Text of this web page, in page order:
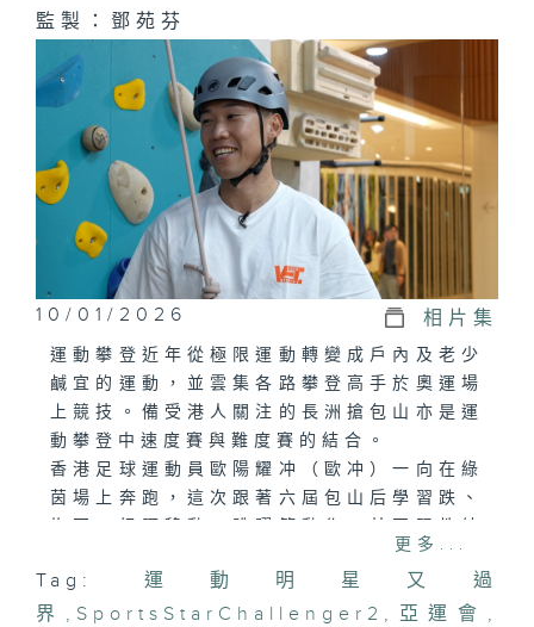
監製：鄧苑芬
10/01/2026 相片集
運動攀登近年從極限運動轉變成戶內及老少
鹹宜的運動，並雲集各路攀登高手於奧運場
上競技。備受港人關注的長洲搶包山亦是運
動攀登中速度賽與難度賽的結合。
香港足球運動員歐陽耀冲（歐冲）一向在綠
茵場上奔跑，這次跟著六屆包山后學習跌、
比拼速度賽！他能否憑藉運動員不服輸的拼
勁贏得首次速度賽？
更多...
Tag:
運動明星又過
界 , SportsStarChallenger2 , 亞運會 ,